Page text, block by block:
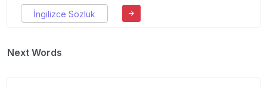
İngilizce Sözlük
Next Words